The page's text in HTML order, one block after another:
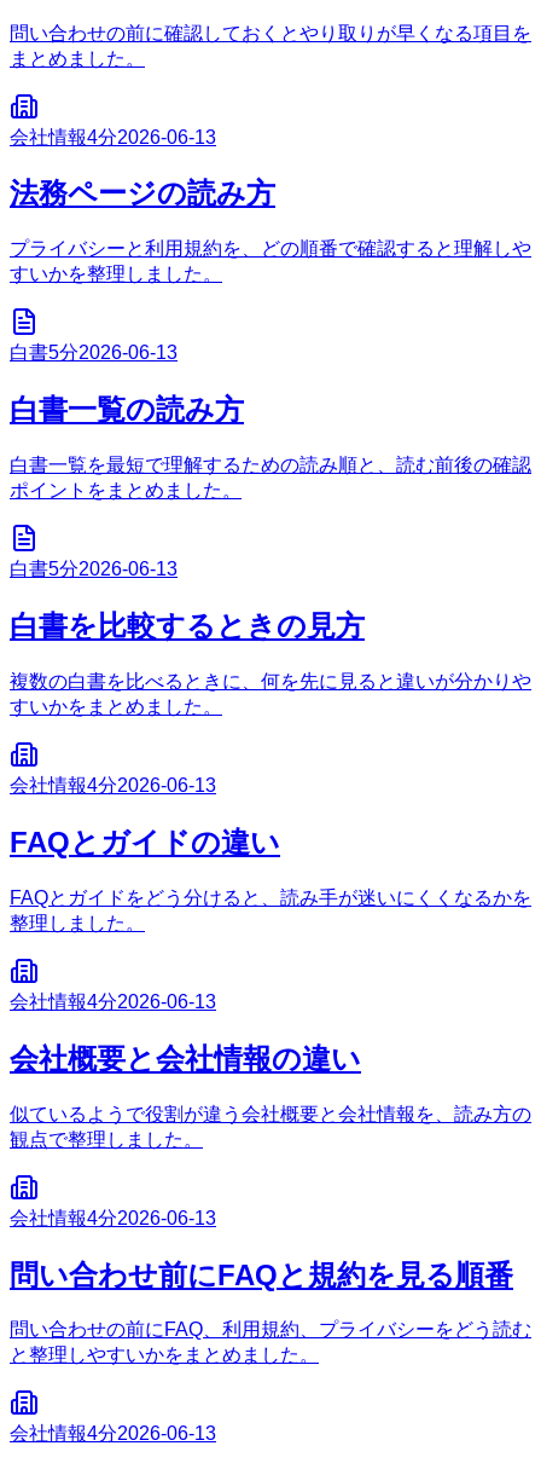
問い合わせの前に確認しておくとやり取りが早くなる項目を
まとめました。
会社情報4分2026-06-13
法務ページの読み方
プライバシーと利用規約を、どの順番で確認すると理解しや
すいかを整理しました。
白書5分2026-06-13
白書一覧の読み方
白書一覧を最短で理解するための読み順と、読む前後の確認
ポイントをまとめました。
白書5分2026-06-13
白書を比較するときの見方
複数の白書を比べるときに、何を先に見ると違いが分かりや
すいかをまとめました。
会社情報4分2026-06-13
FAQとガイドの違い
FAQとガイドをどう分けると、読み手が迷いにくくなるかを
整理しました。
会社情報4分2026-06-13
会社概要と会社情報の違い
似ているようで役割が違う会社概要と会社情報を、読み方の
観点で整理しました。
会社情報4分2026-06-13
問い合わせ前にFAQと規約を見る順番
問い合わせの前にFAQ、利用規約、プライバシーをどう読む
と整理しやすいかをまとめました。
会社情報4分2026-06-13